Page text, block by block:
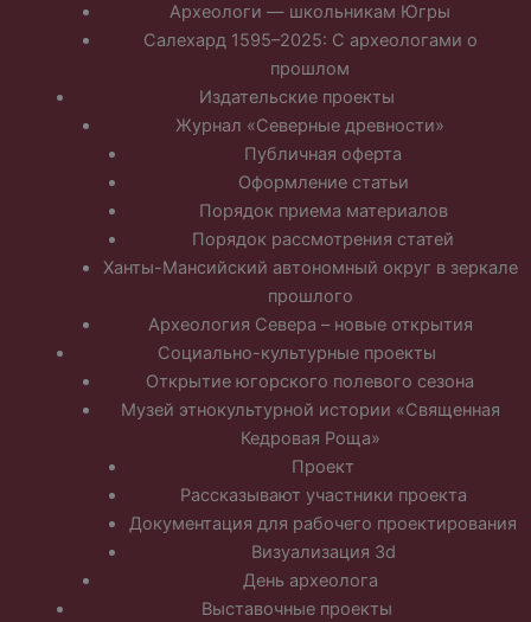
Археологи — школьникам Югры
Салехард 1595–2025: С археологами о
прошлом
Издательские проекты
Журнал «Северные древности»
Публичная оферта
Оформление статьи
Порядок приема материалов
Порядок рассмотрения статей
Ханты-Мансийский автономный округ в зеркале
прошлого
Археология Севера – новые открытия
Социально-культурные проекты
Открытие югорского полевого сезона
Музей этнокультурной истории «Священная
Кедровая Роща»
Проект
Рассказывают участники проекта
Документация для рабочего проектирования
Визуализация 3d
День археолога
Выставочные проекты